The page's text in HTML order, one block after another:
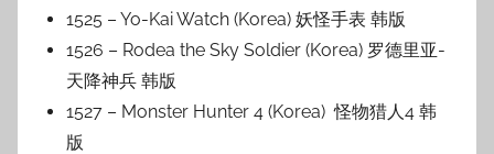
1525 – Yo-Kai Watch (Korea) 妖怪手表 韩版
1526 – Rodea the Sky Soldier (Korea) 罗德里亚-
天降神兵 韩版
1527 – Monster Hunter 4 (Korea) 怪物猎人4 韩
版